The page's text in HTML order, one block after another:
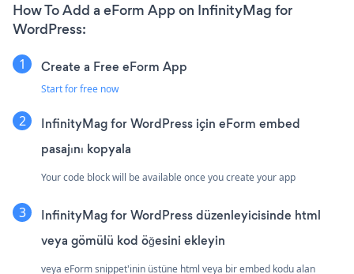
How To Add a eForm App on InfinityMag for
WordPress:
Create a Free eForm App
Start for free now
InfinityMag for WordPress için eForm embed
pasajını kopyala
Your code block will be available once you create your app
InfinityMag for WordPress düzenleyicisinde html
veya gömülü kod öğesini ekleyin
veya eForm snippet'inin üstüne html veya bir embed kodu alan